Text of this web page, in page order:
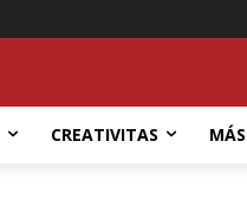
CREATIVITAS MÁS